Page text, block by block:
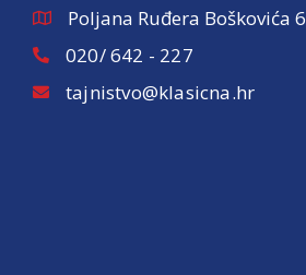
Poljana Ruđera Boškovića 6
020/ 642 - 227
tajnistvo@klasicna.hr